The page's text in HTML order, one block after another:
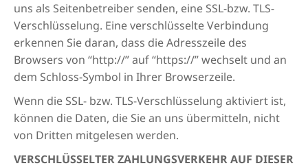
uns als Seitenbetreiber senden, eine SSL-bzw. TLS-
Verschlüsselung. Eine verschlüsselte Verbindung
erkennen Sie daran, dass die Adresszeile des
Browsers von “http://” auf “https://” wechselt und an
dem Schloss-Symbol in Ihrer Browserzeile.
Wenn die SSL- bzw. TLS-Verschlüsselung aktiviert ist,
können die Daten, die Sie an uns übermitteln, nicht
von Dritten mitgelesen werden.
VERSCHLÜSSELTER ZAHLUNGSVERKEHR AUF DIESER